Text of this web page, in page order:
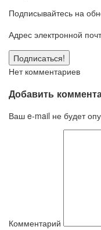
Подписывайтесь на
Адрес электронной
Нет комментариев
Добавить
Ваш e-mail не будет
Комментарий